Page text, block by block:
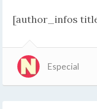
[author_infos
Especial